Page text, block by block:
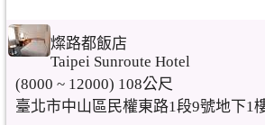
燦路都飯店
Taipei Sunroute Hotel
(8000 ~ 12000) 108公尺
臺北市中山區民權東路1段9號地下1